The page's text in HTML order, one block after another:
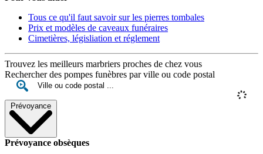
Tous ce qu'il faut savoir sur les pierres tombales
Prix et modèles de caveaux funéraires
Cimetières, législiation et réglement
Trouvez les meilleurs marbriers proches de chez vous
Rechercher des pompes funèbres par ville ou code postal
Prévoyance
Prévoyance obsèques